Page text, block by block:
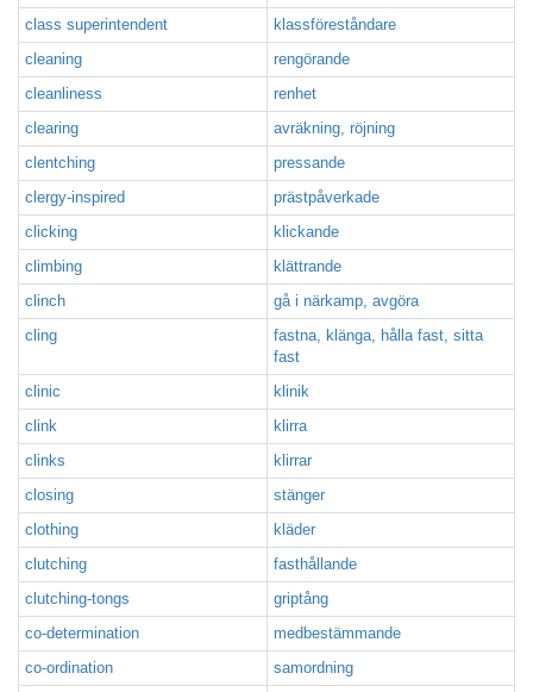
class superintendent
klassföreståndare
cleaning
rengörande
cleanliness
renhet
clearing
avräkning, röjning
clentching
pressande
clergy-inspired
prästpåverkade
clicking
klickande
climbing
klättrande
clinch
gå i närkamp, avgöra
cling
fastna, klänga, hålla fast, sitta
fast
clinic
klinik
clink
klirra
clinks
klirrar
closing
stänger
clothing
kläder
clutching
fasthållande
clutching-tongs
griptång
co-determination
medbestämmande
co-ordination
samordning